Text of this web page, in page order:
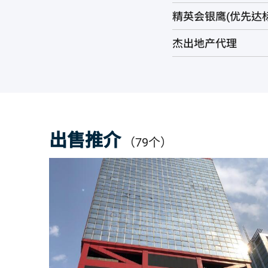
精英会银鹰(优先达
杰出地产代理
出售推介 （79个）